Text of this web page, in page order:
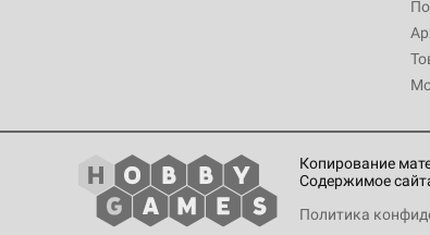
Копирование
Содержимое
Политика